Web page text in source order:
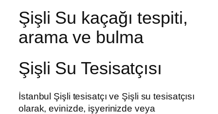
Şişli Su kaçağı tespiti,
arama ve bulma
Şişli Su Tesisatçısı
İstanbul Şişli tesisatçı ve Şişli su tesisatçısı
olarak, evinizde, işyerinizde veya